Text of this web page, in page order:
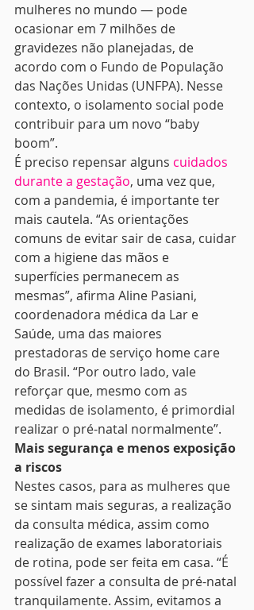
mulheres no mundo — pode
ocasionar em 7 milhões de
gravidezes não planejadas, de
acordo com o Fundo de População
das Nações Unidas (UNFPA). Nesse
contexto, o isolamento social pode
contribuir para um novo “baby
boom”.
É preciso repensar alguns cuidados
durante a gestação, uma vez que,
com a pandemia, é importante ter
mais cautela. “As orientações
comuns de evitar sair de casa, cuidar
com a higiene das mãos e
superfícies permanecem as
mesmas”, afirma Aline Pasiani,
coordenadora médica da Lar e
Saúde, uma das maiores
prestadoras de serviço home care
do Brasil. “Por outro lado, vale
reforçar que, mesmo com as
medidas de isolamento, é primordial
realizar o pré-natal normalmente”.
Mais segurança e menos exposição
a riscos
Nestes casos, para as mulheres que
se sintam mais seguras, a realização
da consulta médica, assim como
realização de exames laboratoriais
de rotina, pode ser feita em casa. “É
possível fazer a consulta de pré-natal
tranquilamente. Assim, evitamos a